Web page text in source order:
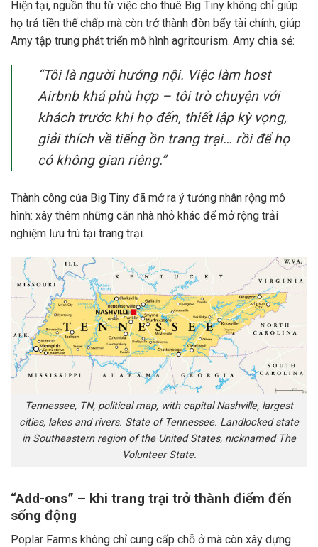
Hiện tại, nguồn thu từ việc cho thuê Big Tiny không chỉ giúp
họ trả tiền thế chấp mà còn trở thành đòn bẩy tài chính, giúp
Amy tập trung phát triển mô hình agritourism. Amy chia sẻ:
“Tôi là người hướng nội. Việc làm host
Airbnb khá phù hợp – tôi trò chuyện với
khách trước khi họ đến, thiết lập kỳ vọng,
giải thích về tiếng ồn trang trại… rồi để họ
có không gian riêng.”
Thành công của Big Tiny đã mở ra ý tưởng nhân rộng mô
hình: xây thêm những căn nhà nhỏ khác để mở rộng trải
nghiệm lưu trú tại trang trại.
Tennessee, TN, political map, with capital Nashville, largest
cities, lakes and rivers. State of Tennessee. Landlocked state
in Southeastern region of the United States, nicknamed The
Volunteer State.
“Add-ons” – khi trang trại trở thành điểm đến
sống động
Poplar Farms không chỉ cung cấp chỗ ở mà còn xây dựng